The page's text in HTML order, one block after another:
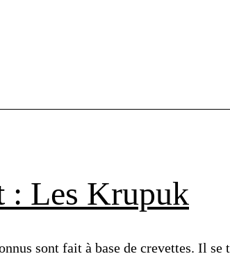
: Les Krupuk
sont fait à base de crevettes. Il se